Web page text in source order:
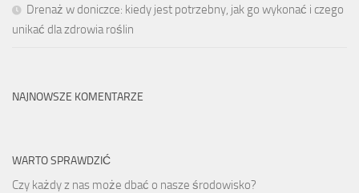
Drenaż w doniczce: kiedy jest potrzebny, jak go wykonać i czego
unikać dla zdrowia roślin
NAJNOWSZE KOMENTARZE
WARTO SPRAWDZIĆ
Czy każdy z nas może dbać o nasze środowisko?